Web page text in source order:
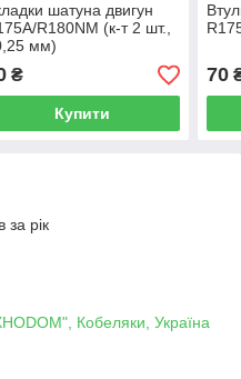
шатуна двигун
R180NM (к-т 2 шт.,
мм)
₴
Купити
70
за рік
Кобеляки, Україна